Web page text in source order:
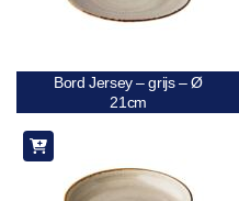
Bord Jersey – grijs – Ø
21cm